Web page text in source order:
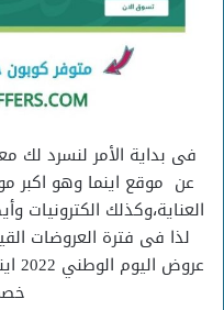
فى بداية الأمر لنسرد لك
عن موقع اينما وهو اكبر
العناية،وكذلك الكترونيات
لذا فى فترة العروضات